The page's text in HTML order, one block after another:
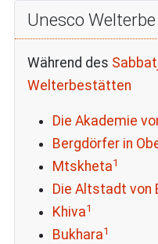
Unesco Welterbe
Während des
Welterbestätten
Die Akademie
Bergdörfer in
Mtskheta1
Die Altstadt von
Khiva1
Bukhara1